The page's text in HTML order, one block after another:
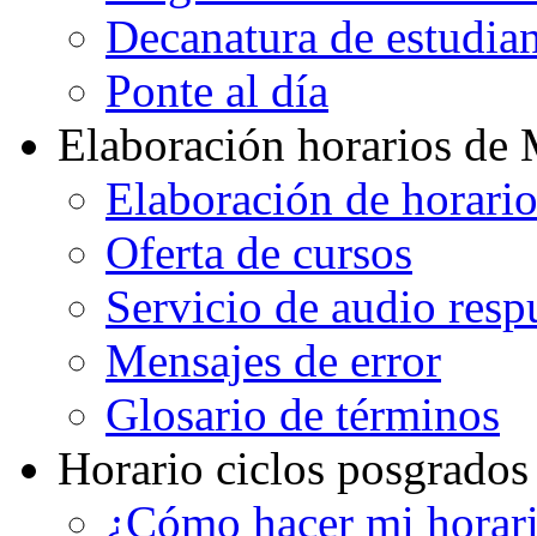
Decanatura de
Ponte al día
Elaboración horarios de
Elaboración de
Oferta de cursos
Servicio de audio
Mensajes de error
Glosario de términos
Horario ciclos posgrados
¿Cómo hacer mi